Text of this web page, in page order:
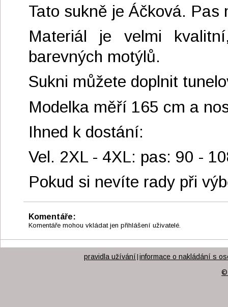
Tato sukně je Áčková. Pas
Materiál je velmi
barevných motýlů.
Sukni můžete doplnit
Modelka měří 165 cm a
Ihned k dostání:
Vel. 2XL - 4XL: pas: 90 -
Pokud si nevíte rady při
Komentáře:
Komentáře mohou vkládat jen přihlášení uživatelé.
pravidla užívání informace o nakládání s
©